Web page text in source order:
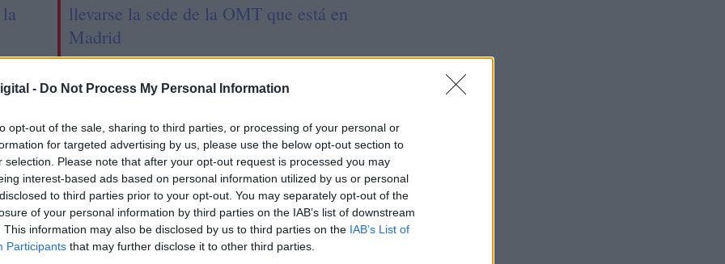
- Do Not Process My Personal Information
opt-out of the sale, sharing to third parties, or processing of your personal or
for targeted advertising by us, please use the below opt-out section to
selection. Please note that after your opt-out request is processed you may
interest-based ads based on personal information utilized by us or personal
to third parties prior to your opt-out. You may separately opt-out of the
of your personal information by third parties on the IAB’s list of downstream
This information may also be disclosed by us to third parties on the IAB’s List of
Participants that may further disclose it to other third parties.
llevarse la sede de la OMT que está en
Madrid